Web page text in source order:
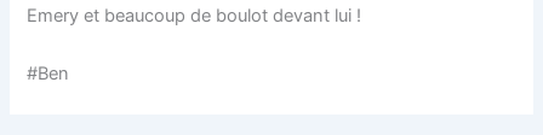
Emery et beaucoup de boulot devant lui !
#Ben